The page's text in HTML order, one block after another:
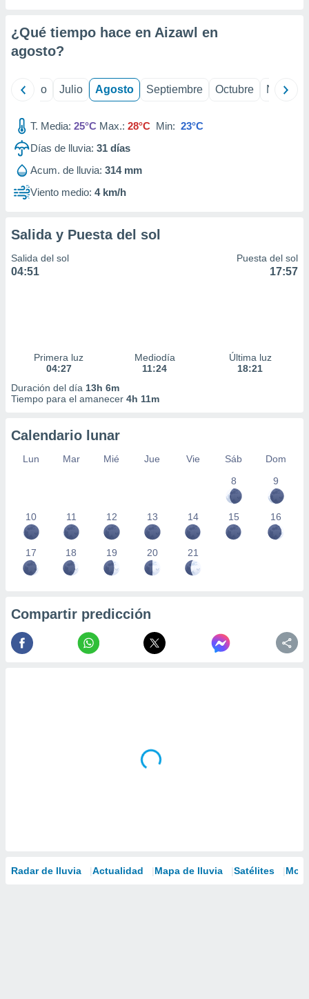
e
de
¿Qué tiempo hace en Aizawl en
agosto?
Junio Julio Agosto Septiembre Octubre
T. Media: 25°C Max.: 28°C Min: 23°C
Días de lluvia: 31 días
Acum. de lluvia: 314 mm
Viento medio: 4 km/h
Salida y Puesta del sol
Salida del sol
04:51
Puesta del sol
17:57
Primera luz
04:27
Mediodía
11:24
Última luz
18:21
Duración del día 13h 6m
Tiempo para el amanecer 4h 11m
Calendario lunar
Lun Mar Mié Jue Vie Sáb
Dom
8
9
10 11 12 13 14 15 16
17 18 19 20 21
Compartir predicción
Radar de lluvia Actualidad Mapa de lluvia Satélites